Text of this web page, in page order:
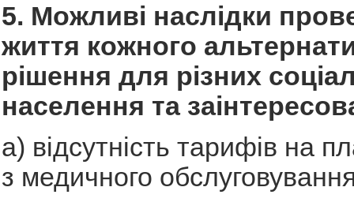
5. Можливі наслідки
життя кожного
рішення для різних
населення та
а) відсутність тарифів на
з медичного